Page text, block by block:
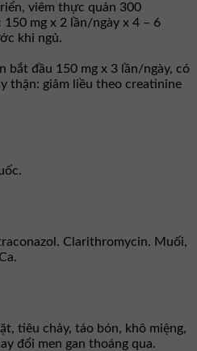
viêm thực quản 300
mg x 2 lần/ngày x 4 – 6
khi ngủ.
bắt đầu 150 mg x 3 lần/ngày, có
thận: giảm liều theo creatinine
Clarithromycin. Muối,
tiêu chảy, táo bón, khô miệng,
đổi men gan thoáng qua.